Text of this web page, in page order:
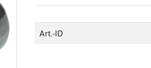
Art.-ID